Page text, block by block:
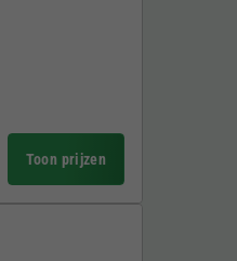
Toon prijzen